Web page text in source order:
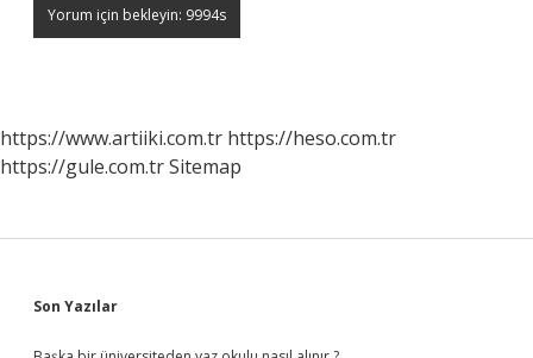
https://www.artiiki.com.tr https://heso.com.tr
https://gule.com.trSitemap
Sidebar
Son Yazılar